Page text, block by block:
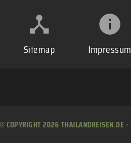
Sitemap Impressum
© COPYRIGHT 2026 THAILANDREISEN.DE -